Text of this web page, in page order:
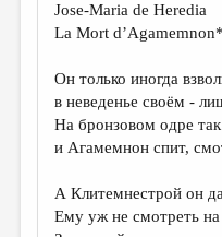
Jose-Maria de Heredia
La Mort d’Agamemnon*
Он только иногда
в неведенье своём -
На бронзовом одре
и Агамемнон спит,
А Клитемнестрой он
Ему уж не смотреть на